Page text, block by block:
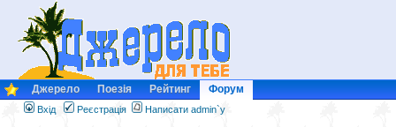
Джерело Поезія Рейтинг Форум
Вхід Реєстрація Написати admin`у